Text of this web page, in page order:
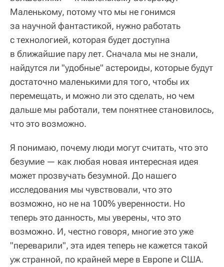
Маленькому, потому что мы не гонимся
за научной фантастикой, нужно работать
с технологией, которая будет доступна
в ближайшие пару лет. Сначала мы не знали,
найдутся ли "удобные" астероиды, которые будут
достаточно маленькими для того, чтобы их
перемещать, и можно ли это сделать, но чем
дальше мы работали, тем понятнее становилось,
что это возможно.
Я понимаю, почему люди могут считать, что это
безумие — как любая новая интересная идея
может прозвучать безумной. До нашего
исследования мы чувствовали, что это
возможно, но не на 100% уверенности. Но
теперь это данность, мы уверены, что это
возможно. И, честно говоря, многие это уже
"переварили", эта идея теперь не кажется такой
уж странной, по крайней мере в Европе и США.